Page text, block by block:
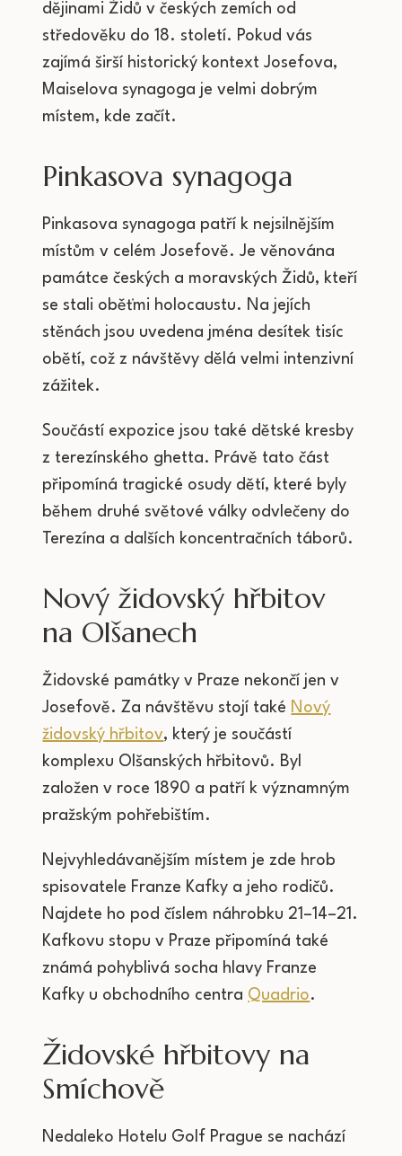
dějinami Židů v českých zemích od
středověku do 18. století. Pokud vás
zajímá širší historický kontext Josefova,
Maiselova synagoga je velmi dobrým
místem, kde začít.
Pinkasova synagoga
Pinkasova synagoga patří k nejsilnějším
místům v celém Josefově. Je věnována
památce českých a moravských Židů, kteří
se stali oběťmi holocaustu. Na jejích
stěnách jsou uvedena jména desítek tisíc
obětí, což z návštěvy dělá velmi intenzivní
zážitek.
Součástí expozice jsou také dětské kresby
z terezínského ghetta. Právě tato část
připomíná tragické osudy dětí, které byly
během druhé světové války odvlečeny do
Terezína a dalších koncentračních táborů.
Nový židovský hřbitov
na Olšanech
Židovské památky v Praze nekončí jen v
Josefově. Za návštěvu stojí také Nový
židovský hřbitov, který je součástí
komplexu Olšanských hřbitovů. Byl
založen v roce 1890 a patří k významným
pražským pohřebištím.
Nejvyhledávanějším místem je zde hrob
spisovatele Franze Kafky a jeho rodičů.
Najdete ho pod číslem náhrobku 21–14–21.
Kafkovu stopu v Praze připomíná také
známá pohyblivá socha hlavy Franze
Kafky u obchodního centra Quadrio.
Židovské hřbitovy na
Smíchově
Nedaleko Hotelu Golf Prague se nachází